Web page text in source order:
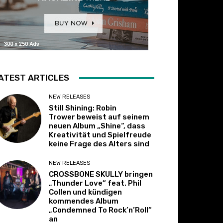
ARTICLES
NEW RELEASES
Still Shining: Robin
Trower beweist auf seinem
neuen Album „Shine“, dass
Kreativität und Spielfreude
keine Frage des Alters sind
NEW RELEASES
CROSSBONE SKULLY bringen
„Thunder Love“ feat. Phil
Collen und kündigen
kommendes Album
„Condemned To Rock’n’Roll“
an